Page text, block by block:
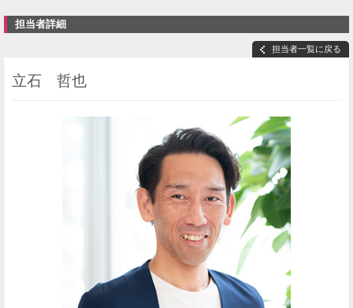
担当者詳細
担当者一覧に戻る
立石 哲也